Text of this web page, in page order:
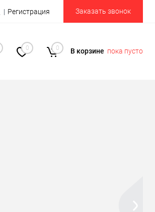
Регистрация Заказать звонок
0 0 В корзине пока пусто